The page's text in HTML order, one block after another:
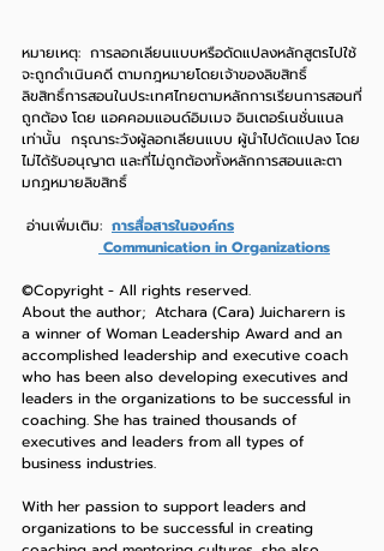
หมายเหตุ:  การลอกเลียนแบบหรือดัดแปลงหลักสูตรไปใช้
จะถูกดำเนินคดี ตามกฎหมายโดยเจ้าของลิขสิทธิ์
ลิขสิทธิ์การสอนในประเทศไทยตามหลักการเรียนการสอนที่
ถูกต้อง โดย แอคคอมแอนด์อิมเมจ อินเตอร์เนชั่นแนล
เท่านั้น  กรุณาระวังผู้ลอกเลียนแบบ ผู้นำไปดัดแปลง โดย
ไม่ได้รับอนุญาต และที่ไม่ถูกต้องทั้งหลักการสอนและตา
มกฏหมายลิขสิทธิ์
อ่านเพิ่มเติม: การสื่อสารในองค์กร
Communication in Organizations
©Copyright - All rights reserved.
About the author;  Atchara (Cara) Juicharern is
a winner of Woman Leadership Award and an
accomplished leadership and executive coach
who has been also developing executives and
leaders in the organizations to be successful in
coaching. She has trained thousands of
executives and leaders from all types of
business industries.
With her passion to support leaders and
organizations to be successful in creating